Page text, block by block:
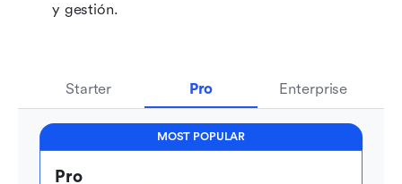
y gestión.
Starter Pro Enterprise
MOST POPULAR
Pro